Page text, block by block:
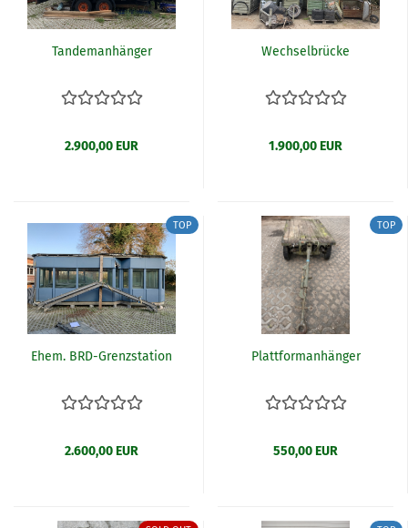
Tandemanhänger
2.900,00 EUR
Wechselbrücke
1.900,00 EUR
TOP
Ehem. BRD-Grenzstation
2.600,00 EUR
TOP
Plattformanhänger
550,00 EUR